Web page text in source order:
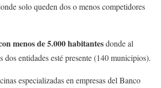
solo queden dos o menos competidores
menos de 5.000 habitantesdonde al
dos entidades esté presente (140 municipios).
especializadas en empresas del Banco